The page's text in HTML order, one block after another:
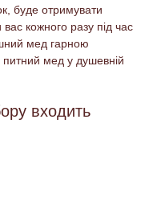
буде отримувати
вас кожного разу під час
мед гарною
мед у душевній
входить